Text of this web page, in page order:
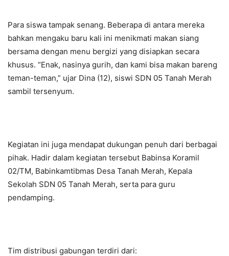
Para siswa tampak senang. Beberapa di antara mereka
bahkan mengaku baru kali ini menikmati makan siang
bersama dengan menu bergizi yang disiapkan secara
khusus. “Enak, nasinya gurih, dan kami bisa makan bareng
teman-teman,” ujar Dina (12), siswi SDN 05 Tanah Merah
sambil tersenyum.
Kegiatan ini juga mendapat dukungan penuh dari berbagai
pihak. Hadir dalam kegiatan tersebut Babinsa Koramil
02/TM, Babinkamtibmas Desa Tanah Merah, Kepala
Sekolah SDN 05 Tanah Merah, serta para guru
pendamping.
Tim distribusi gabungan terdiri dari: